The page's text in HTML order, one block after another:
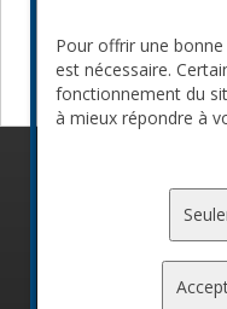
Pour offrir une
est nécessaire.
fonctionnement du
à mieux répondre à